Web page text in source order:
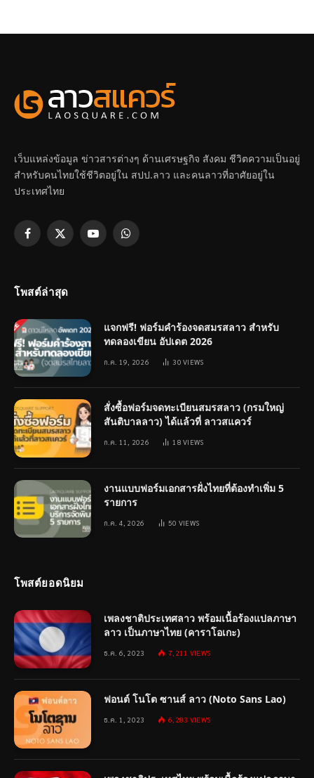
เว็บแหล่งข้อมูล ข่าวสารต่างๆ ด้านเศรษฐกิจ สังคม ชีวิตความเป็นอยู่
สำหรับคนไทยใช้ชีวิตอยู่ใน สปป.ลาว และคนลาวที่อาศัยอยู่ใน
ประเทศไทย
Facebook
X
YouTubeWhatsApp
โพสต์ล่าสุด
แจกฟรี! ฟอร์มคำร้องจดสมรสลาว สำหรับ
ทดลองเขียน อัปเดต 2026
ก.ค. 19, 2026 30VIEWS
สั่งซื้อฟอร์มจดทะเบียนสมรสลาว (กรมใหญ่
สันติบาลลาว) ได้แล้วที่ ลาวสแควร์
ก.ค. 11, 2026 18VIEWS
งานแบบฟอร์มเอกสารฝั่งไทยที่ต้องทำเพิ่ม 5
รายการ
ก.ค. 4, 2026 50 VIEWS
โพสต์ยอดนิยม
เพลงชาติประเทศลาว พร้อมเนื้อร้องแปลภาษา
ลาว เป็นภาษาไทย (คาราโอเกะ)
ธ.ค. 6, 2023 7,211 VIEWS
ฟอนต์ โนโต ซานส์ ลาว (Noto Sans Lao)
ธ.ค. 1, 2023 6,283 VIEWS